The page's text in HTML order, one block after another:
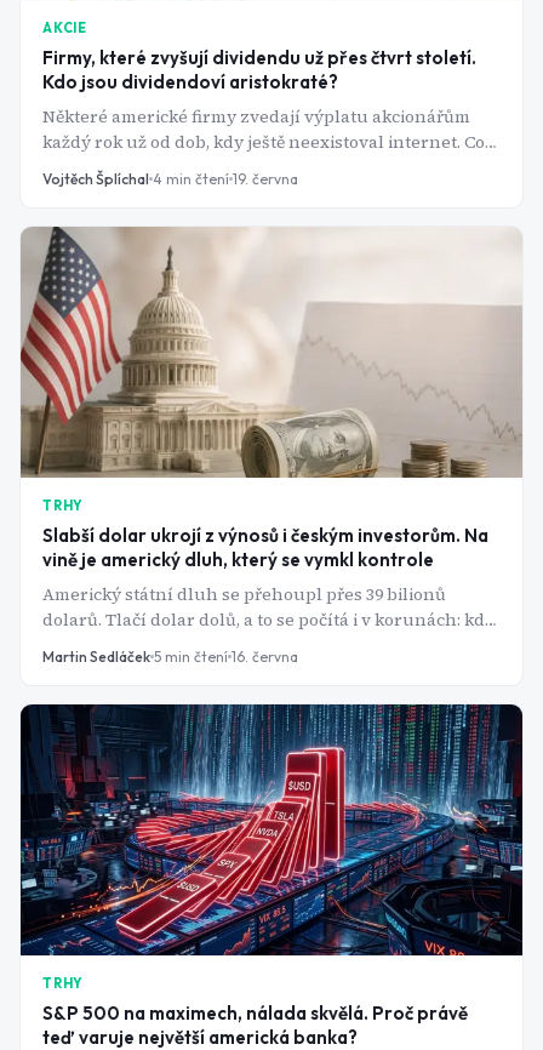
AKCIE
Firmy, které zvyšují dividendu už přes čtvrt století.
Kdo jsou dividendoví aristokraté?
Některé americké firmy zvedají výplatu akcionářům
každý rok už od dob, kdy ještě neexistoval internet. Co
tahle exkluzivní skupina nabízí a kde má slabiny?
Vojtěch Šplíchal 4 min čtení 19. června
TRHY
Slabší dolar ukrojí z výnosů i českým investorům. Na
vině je americký dluh, který se vymkl kontrole
Americký státní dluh se přehoupl přes 39 bilionů
dolarů. Tlačí dolar dolů, a to se počítá i v korunách: kdo
drží americké akcie nebo S&P 500 ETF, může i při
Martin Sedláček 5 min čtení 16. června
TRHY
S&P 500 na maximech, nálada skvělá. Proč právě
teď varuje největší americká banka?